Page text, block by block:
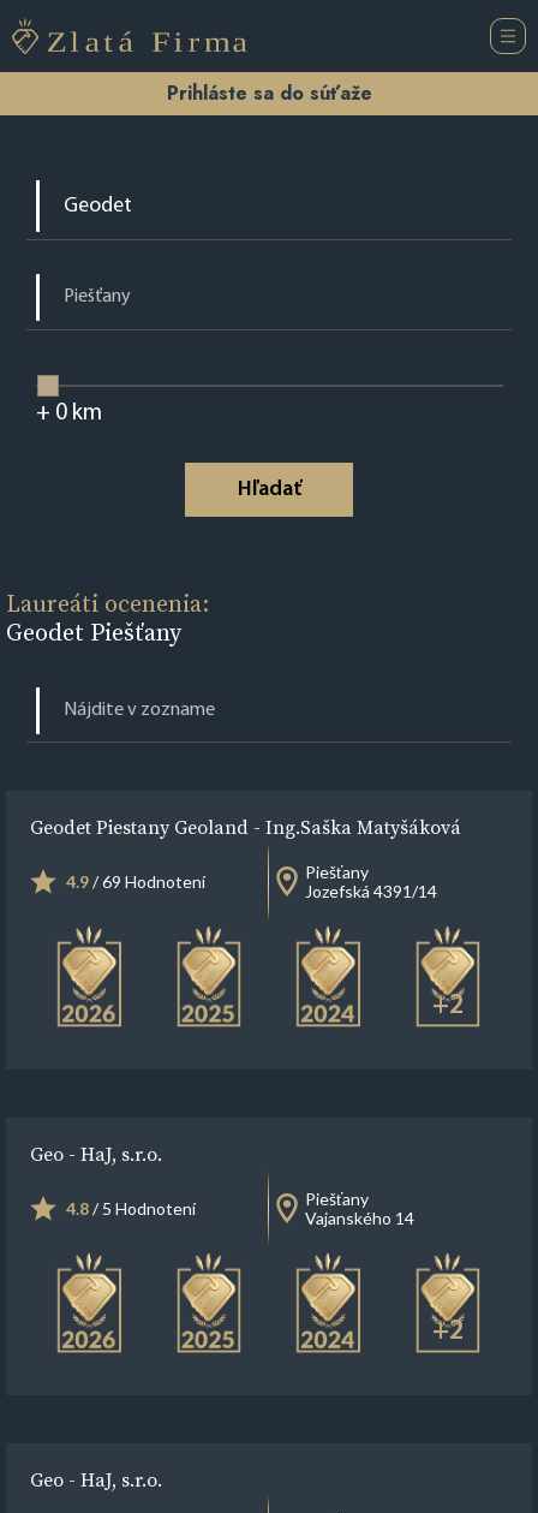
Prihláste sa do súťaže
+ 0km
Hľadať
Laureáti ocenenia:
Geodet Piešťany
Geodet Piestany Geoland - Ing.Saška Matyšáková
4.9/ 69 Hodnotení
Piešťany
Jozefská 4391/14
+2
Geo - HaJ, s.r.o.
4.8/ 5 Hodnotení
Piešťany
Vajanského 14
+2
Geo - HaJ, s.r.o.